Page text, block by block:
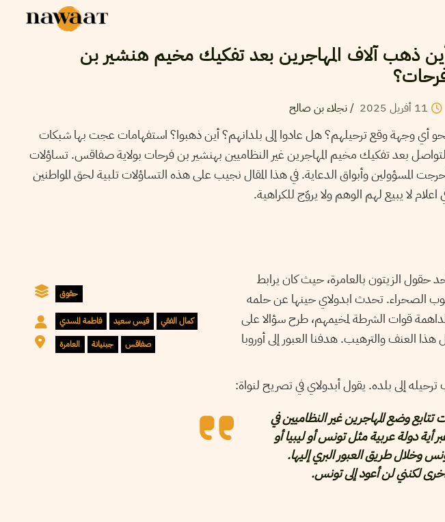
ذهب آلاف المهاجرين بعد تفكيك مخيم هنشير بن
11 أفريل 2025
/نجلاء بن صالح
أي وجهة وقع ترحيلهم؟ هل عادوا إلى بلدانهم؟ أين ذهبوا؟ استفهامات عجت بها شبكات
بعد تفكيك مخيم المهاجرين غير النظاميين بهنشير بن فرحات بولاية صفاقس. تساؤلات
المسؤولين وأبواق الدعاية. في هذا المقال نجيب على هذه التساؤلات تلبية لحق المواطنين
اعلام لا يبيع لهم الوهم ولا يروّج للكراهية.
حقوق
فاطمة المسدي قيس سعيد
كمال الفقي
العامرة
جبنيانة صفاقس
حقول الزيتون بالعامرة، حيث كان يرابط
الصحراء. تحدث ابدولاي حينها عن حلمه
قوات الشرطة لمخيمهم، طرح سؤالا على
العنف والترهيب. هدفنا العبور إلى أوروبا
إلى بلده. يقول أبدولاي في تصريح لنواة:
وضع المهاجرين غير النظاميين في
دولة عربية مثل تونس أو ليبيا أو
وخلال طريق العبور البري إليها.
لكنني لن أعود إلى تونس.